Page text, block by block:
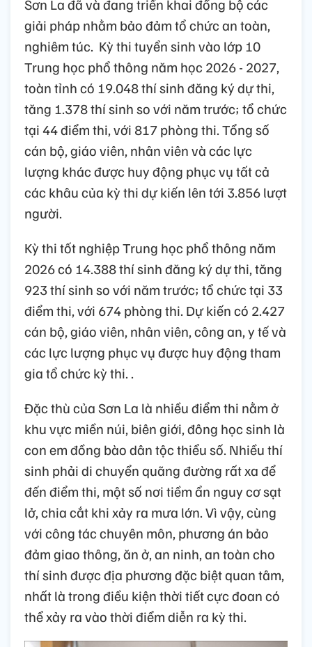
Sơn La đã và đang triển khai đồng bộ các
giải pháp nhằm bảo đảm tổ chức an toàn,
nghiêm túc. Kỳ thi tuyển sinh vào lớp 10
Trung học phổ thông năm học 2026 - 2027,
toàn tỉnh có 19.048 thí sinh đăng ký dự thi,
tăng 1.378 thí sinh so với năm trước; tổ chức
tại 44 điểm thi, với 817 phòng thi. Tổng số
cán bộ, giáo viên, nhân viên và các lực
lượng khác được huy động phục vụ tất cả
các khâu của kỳ thi dự kiến lên tới 3.856 lượt
người.
Kỳ thi tốt nghiệp Trung học phổ thông năm
2026 có 14.388 thí sinh đăng ký dự thi, tăng
923 thí sinh so với năm trước; tổ chức tại 33
điểm thi, với 674 phòng thi. Dự kiến có 2.427
cán bộ, giáo viên, nhân viên, công an, y tế và
các lực lượng phục vụ được huy động tham
gia tổ chức kỳ thi. .
Đặc thù của Sơn La là nhiều điểm thi nằm ở
khu vực miền núi, biên giới, đông học sinh là
con em đồng bào dân tộc thiểu số. Nhiều thí
sinh phải di chuyển quãng đường rất xa để
đến điểm thi, một số nơi tiềm ẩn nguy cơ sạt
lở, chia cắt khi xảy ra mưa lớn. Vì vậy, cùng
với công tác chuyên môn, phương án bảo
đảm giao thông, ăn ở, an ninh, an toàn cho
thí sinh được địa phương đặc biệt quan tâm,
nhất là trong điều kiện thời tiết cực đoan có
thể xảy ra vào thời điểm diễn ra kỳ thi.